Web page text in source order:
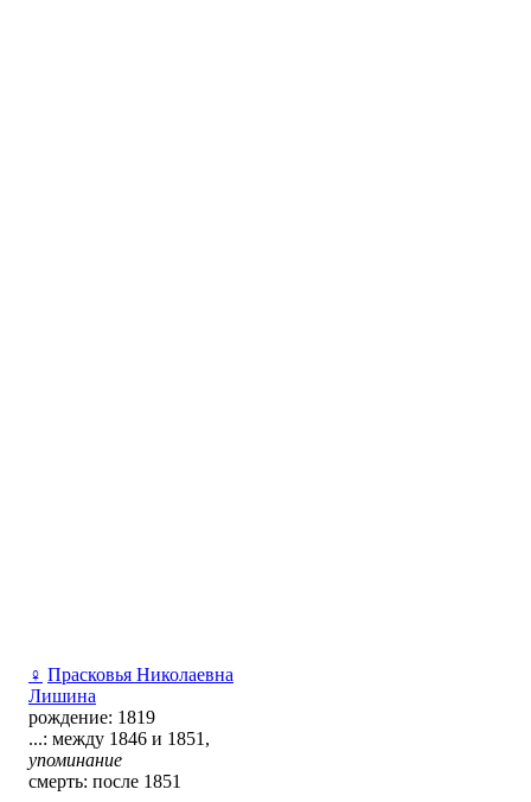
♀ Прасковья Николаевна
Лишина
рождение: 1819
...: между 1846 и 1851,
упоминание
смерть: после 1851